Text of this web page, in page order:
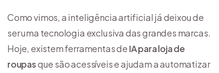
Como vimos, a inteligência artificial já deixou de
ser uma tecnologia exclusiva das grandes marcas.
Hoje, existem ferramentas de IA para loja de
roupasque são acessíveis e ajudam a automatizar